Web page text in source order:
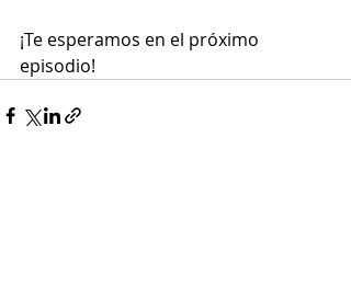
¡Te esperamos en el próximo
episodio!